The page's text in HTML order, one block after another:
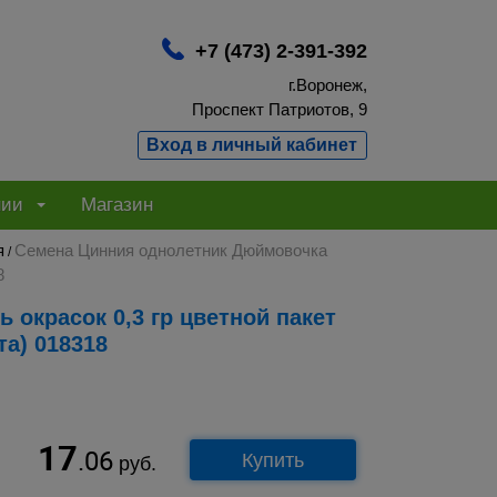
+7 (473) 2-391-392
г.Воронеж,
Проспект Патриотов, 9
Вход в личный кабинет
Магазин
/ Семена Цинния однолетник Дюймовочка
018318
17.06руб. Купить